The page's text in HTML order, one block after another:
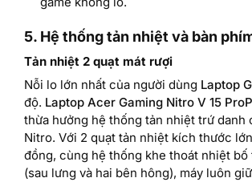
5. Hệ thống tản nhiệt và bàn
Tản nhiệt 2 quạt mát rượi
Nỗi lo lớn nhất của người dùng Laptop
độ. Laptop Acer Gaming Nitro V 15
thừa hưởng hệ thống tản nhiệt trứ danh
Nitro. Với 2 quạt tản nhiệt kích thước
đồng, cùng hệ thống khe thoát nhiệt
(sau lưng và hai bên hông), máy luôn